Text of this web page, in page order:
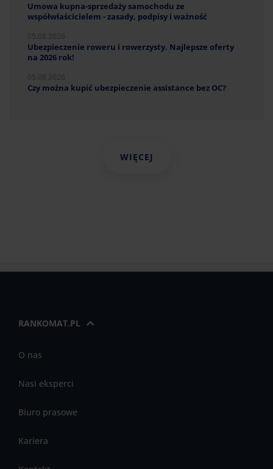
Umowa kupna-sprzedaży samochodu ze
współwłaścicielem - zasady, podpisy i ważność
Ubezpieczenie roweru i rowerzysty. Najlepsze oferty
na 2026 rok!
Czy można kupić ubezpieczenie assistance bez OC?
WIĘCEJ
RANKOMAT.PL
O nas
Nasi eksperci
Biuro prasowe
Kariera